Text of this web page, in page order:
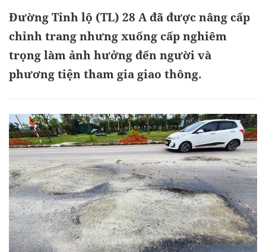
Đường Tỉnh lộ (TL) 28 A đã được nâng cấp
chỉnh trang nhưng xuống cấp nghiêm
trọng làm ảnh hưởng đến người và
phương tiện tham gia giao thông.